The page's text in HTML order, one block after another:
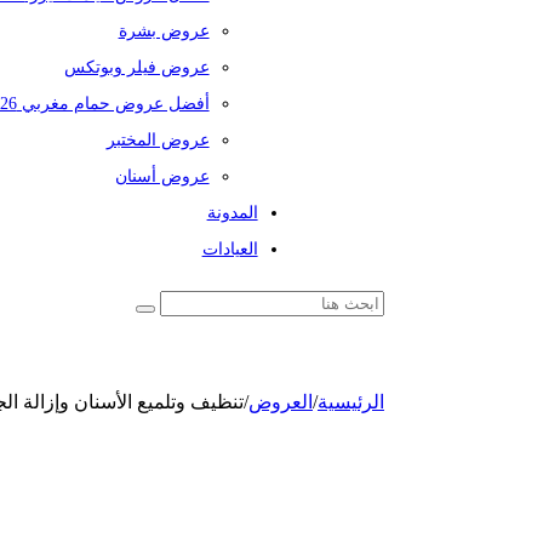
عروض بشرة
عروض فيلر وبوتكس
أفضل عروض حمام مغربي 2026
عروض المختبر
عروض أسنان
المدونة
العيادات
الرئيسية/ العروض/تنظيف وتلميع الأسنان وإزالة